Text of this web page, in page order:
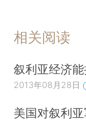
相关阅读
叙利亚经济
2013年08月28日
美国对叙利